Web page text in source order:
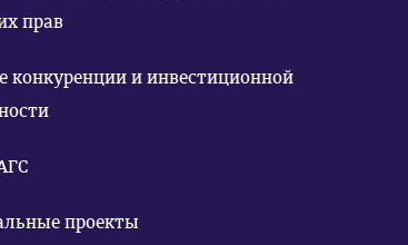
прав
конкуренции и инвестиционной
проекты